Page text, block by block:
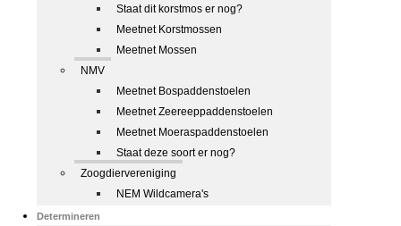
Staat dit korstmos er nog?
Meetnet Korstmossen
Meetnet Mossen
NMV
Meetnet Bospaddenstoelen
Meetnet Zeereeppaddenstoelen
Meetnet Moeraspaddenstoelen
Staat deze soort er nog?
Zoogdiervereniging
NEM Wildcamera's
Determineren